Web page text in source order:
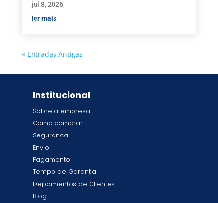
jul 8, 2026
ler mais
« Entradas Antigas
Institucional
Sobre a empresa
Como comprar
Seguranca
Envio
Pagamento
Tempo de Garantia
Depoimentos de Clientes
Blog